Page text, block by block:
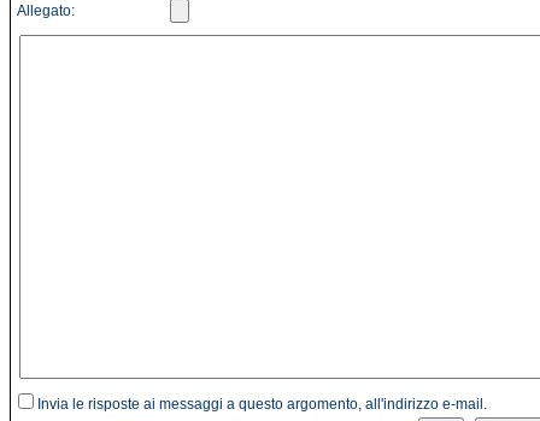
Allegato:
Invia le risposte ai messaggi a questo argomento, all'indirizzo e-mail.